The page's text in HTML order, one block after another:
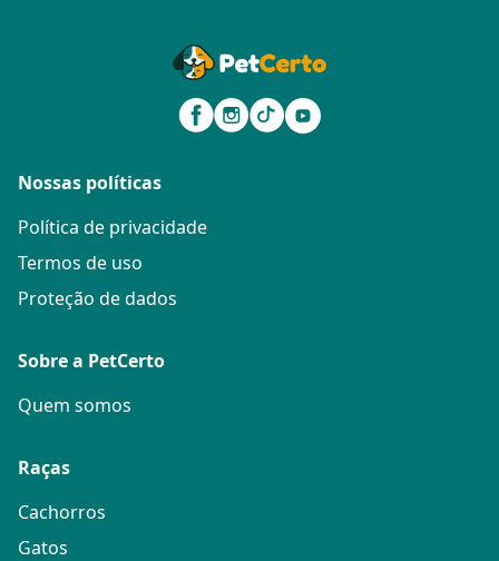
Nossas políticas
Política de privacidade
Termos de uso
Proteção de dados
Sobre a PetCerto
Quem somos
Raças
Cachorros
Gatos